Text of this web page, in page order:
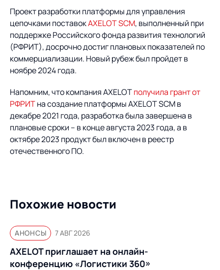
Управление складами
Управление перевозками
и транспортным парком
Интегрированное
планирование
Управление
контейнерным
терминалом
Логистический
консалтинг
Роботизация
AXELOT AI
консалтинг
Автоматизация
процессов
Техническое оснащение
Постпроектное
сопровождение
опытом вместе с AXELOT
Облачные сервисы
Формирование центров
Новости
Мероприятия
Архив мероприятий
Проекты
Контакты
Контакты
Академия
Предложение для
учебных заведений
База знаний
Проект разработки платформы для управления
цепочками поставокAXELOT SCM, выполненный при
поддержке Российского фонда развития технологий
(РФРИТ), досрочно достиг плановых показателей по
коммерциализации. Новый рубеж был пройдет в
ноябре 2024 года.
Напомним, что компания AXELOTполучила грант от
РФРИТна создание платформы AXELOT SCM в
декабре 2021 года, разработка была завершена в
плановые сроки – в конце августа 2023 года, а в
октябре 2023 продукт был включен в реестр
отечественного ПО.
Похожие новости
АНОНСЫ 7 АВГ 2026
AXELOT приглашает на онлайн-
конференцию «Логистики 360»